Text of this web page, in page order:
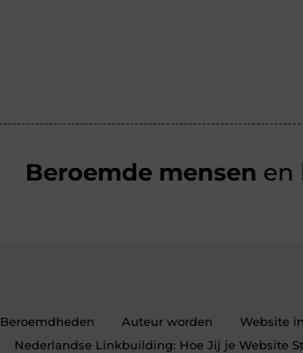
Beroemde mensen en
Beroemdheden Auteur worden Website
Nederlandse Linkbuilding: Hoe Jij je Website